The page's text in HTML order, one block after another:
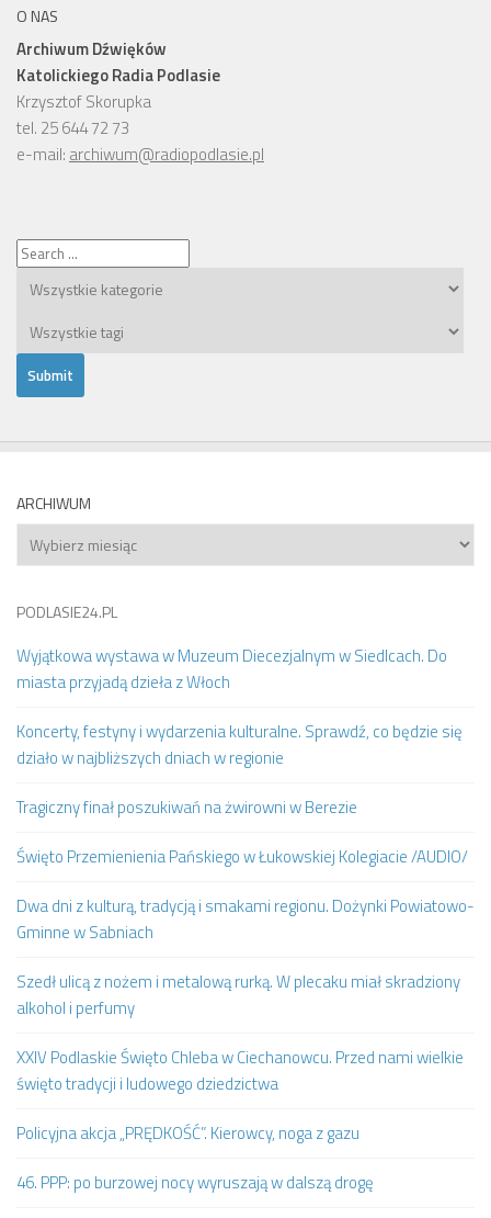
O NAS
Archiwum Dźwięków
Katolickiego Radia Podlasie
Krzysztof Skorupka
tel. 25 644 72 73
e-mail: archiwum@radiopodlasie.pl
ARCHIWUM
Archiwum
PODLASIE24.PL
Wyjątkowa wystawa w Muzeum Diecezjalnym w Siedlcach. Do
miasta przyjadą dzieła z Włoch
Koncerty, festyny i wydarzenia kulturalne. Sprawdź, co będzie się
działo w najbliższych dniach w regionie
Tragiczny finał poszukiwań na żwirowni w Berezie
Święto Przemienienia Pańskiego w Łukowskiej Kolegiacie /AUDIO/
Dwa dni z kulturą, tradycją i smakami regionu. Dożynki Powiatowo-
Gminne w Sabniach
Szedł ulicą z nożem i metalową rurką. W plecaku miał skradziony
alkohol i perfumy
XXIV Podlaskie Święto Chleba w Ciechanowcu. Przed nami wielkie
święto tradycji i ludowego dziedzictwa
Policyjna akcja „PRĘDKOŚĆ”. Kierowcy, noga z gazu
46. PPP: po burzowej nocy wyruszają w dalszą drogę